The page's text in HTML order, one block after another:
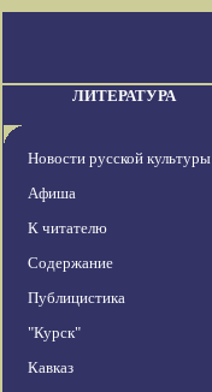
ЛИТЕРАТУРА
Новости русской культуры
Афиша
К читателю
Содержание
Публицистика
"Курск"
Кавказ